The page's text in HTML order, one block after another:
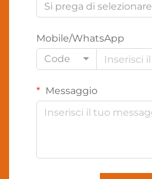
Si prega di selezionare
Mobile/WhatsApp
Code
Messaggio